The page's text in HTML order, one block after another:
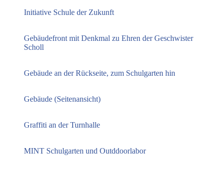
Initiative Schule der Zukunft
Gebäudefront mit Denkmal zu Ehren der Geschwister
Scholl
Gebäude an der Rückseite, zum Schulgarten hin
Gebäude (Seitenansicht)
Graffiti an der Turnhalle
MINT Schulgarten und Outddoorlabor